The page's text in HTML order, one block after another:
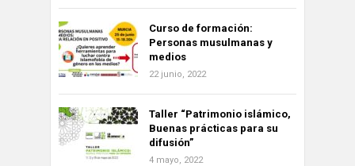
Curso de formación:
Personas musulmanas y
medios
22 junio, 2022
Taller “Patrimonio islámico,
Buenas prácticas para su
difusión”
4 mayo, 2022